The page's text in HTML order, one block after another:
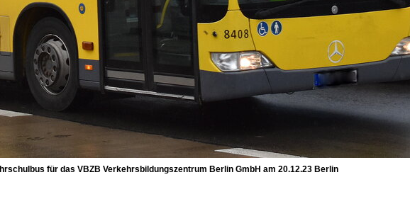
für das VBZB Verkehrsbildungszentrum Berlin GmbH am 20.12.23 Berlin